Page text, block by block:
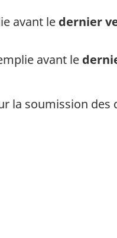
avant le dernier
avant le
la soumission des